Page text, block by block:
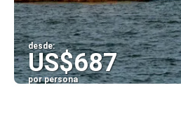
desde:
US$687
por persona